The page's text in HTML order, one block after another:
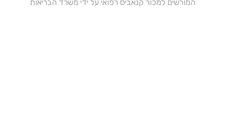
המורשים למכור קנאביס רפואי על ידי משרד הבריאות